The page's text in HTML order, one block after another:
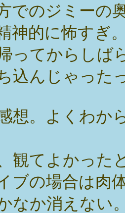
でのジミーの
神的に怖すぎ
ってからしば
込んじゃった
想。よくわか
観てよかった
ブの場合は肉
なか消えない